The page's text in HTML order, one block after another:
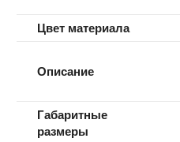
Цвет материала
Описание
Габаритные
размеры